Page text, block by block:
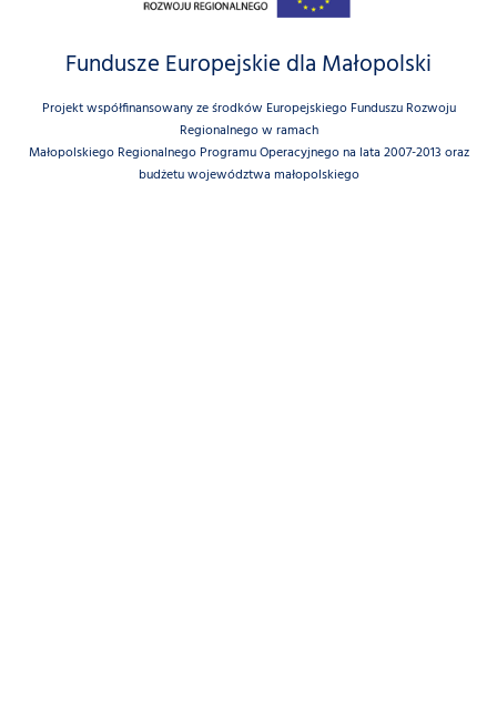
Fundusze Europejskie dla Małopolski
Projekt współfinansowany ze środków Europejskiego Funduszu Rozwoju
Regionalnego w ramach
Małopolskiego Regionalnego Programu Operacyjnego na lata 2007-2013 oraz
budżetu województwa małopolskiego